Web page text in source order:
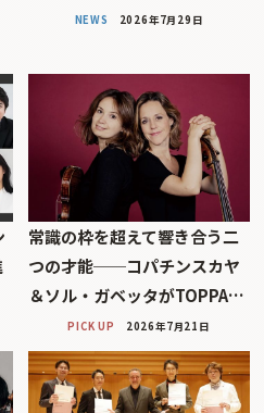
NEWS 2026年7月29日
常識の枠を超えて響き合う二
つの才能──コパチンスカヤ
＆ソル・ガベッタがTOPPA…
PICK UP 2026年7月21日